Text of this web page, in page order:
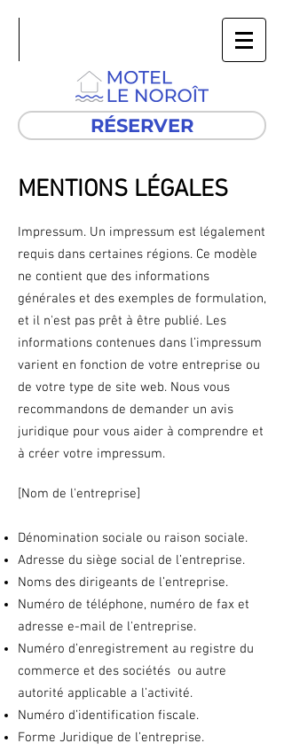
RÉSERVER
MENTIONS LÉGALES
Impressum. Un impressum est légalement
requis dans certaines régions. Ce modèle
ne contient que des informations
générales et des exemples de formulation,
et il n'est pas prêt à être publié. Les
informations contenues dans l’impressum
varient en fonction de votre entreprise ou
de votre type de site web. Nous vous
recommandons de demander un avis
juridique pour vous aider à comprendre et
à créer votre impressum.
[Nom de l'entreprise]
Dénomination sociale ou raison sociale.
Adresse du siège social de l’entreprise.
Noms des dirigeants de l’entreprise.
Numéro de téléphone, numéro de fax et
adresse e-mail de l'entreprise.
Numéro d’enregistrement au registre du
commerce et des sociétés ou autre
autorité applicable a l’activité.
Numéro d’identification fiscale.
Forme Juridique de l’entreprise.